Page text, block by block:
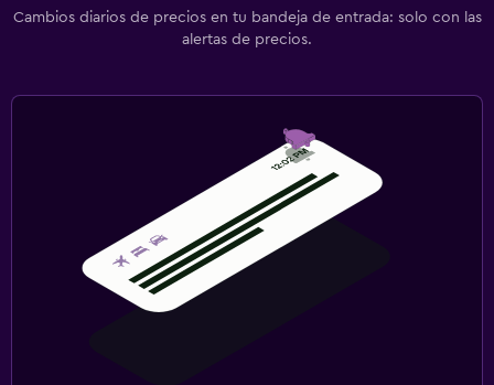
Cambios diarios de precios en tu bandeja de entrada: solo con las
alertas de precios.